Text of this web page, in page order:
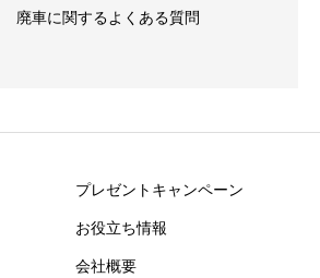
廃車に関するよくある質問
プレゼントキャンペーン
お役立ち情報
会社概要